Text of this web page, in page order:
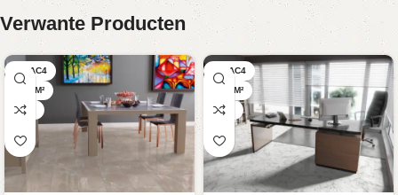
Verwante Producten
32/ AC4
2,59 M²
8 MM
32/ AC4
2,59 M²
8 MM